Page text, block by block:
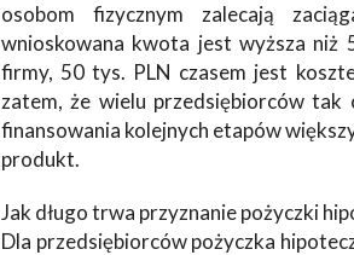
osobom fizycznym zalecają
wnioskowana kwota jest wyższa niż
firmy, 50 tys. PLN czasem jest
zatem, że wielu przedsiębiorców tak
finansowania kolejnych etapów
produkt.
Jak długo trwa przyznanie pożyczki
Dla przedsiębiorców pożyczka